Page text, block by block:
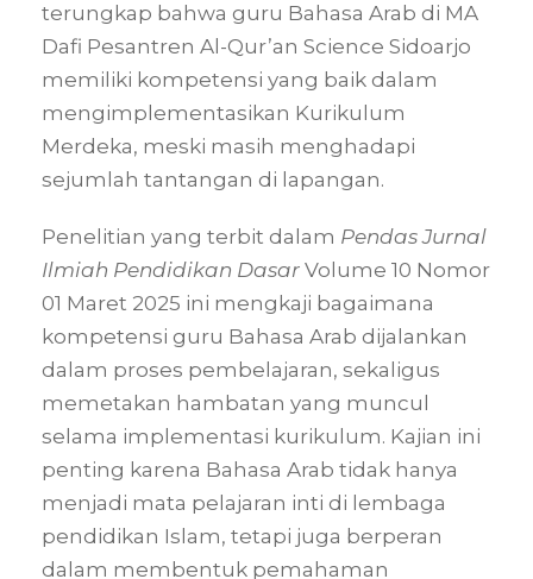
terungkap bahwa guru Bahasa Arab di MA
Dafi Pesantren Al-Qur’an Science Sidoarjo
memiliki kompetensi yang baik dalam
mengimplementasikan Kurikulum
Merdeka, meski masih menghadapi
sejumlah tantangan di lapangan.
Penelitian yang terbit dalam Pendas Jurnal
Ilmiah Pendidikan Dasar Volume 10 Nomor
01 Maret 2025 ini mengkaji bagaimana
kompetensi guru Bahasa Arab dijalankan
dalam proses pembelajaran, sekaligus
memetakan hambatan yang muncul
selama implementasi kurikulum. Kajian ini
penting karena Bahasa Arab tidak hanya
menjadi mata pelajaran inti di lembaga
pendidikan Islam, tetapi juga berperan
dalam membentuk pemahaman